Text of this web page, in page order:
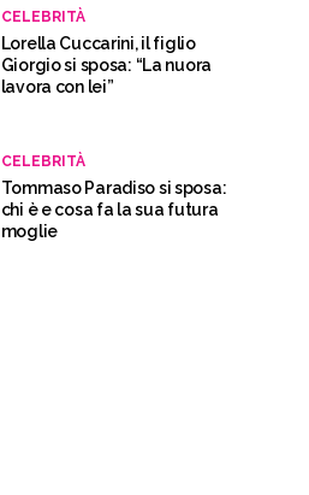
CELEBRITÀ
Lorella Cuccarini, il figlio
Giorgio si sposa: “La nuora
lavora con lei”
CELEBRITÀ
Tommaso Paradiso si sposa:
chi è e cosa fa la sua futura
moglie